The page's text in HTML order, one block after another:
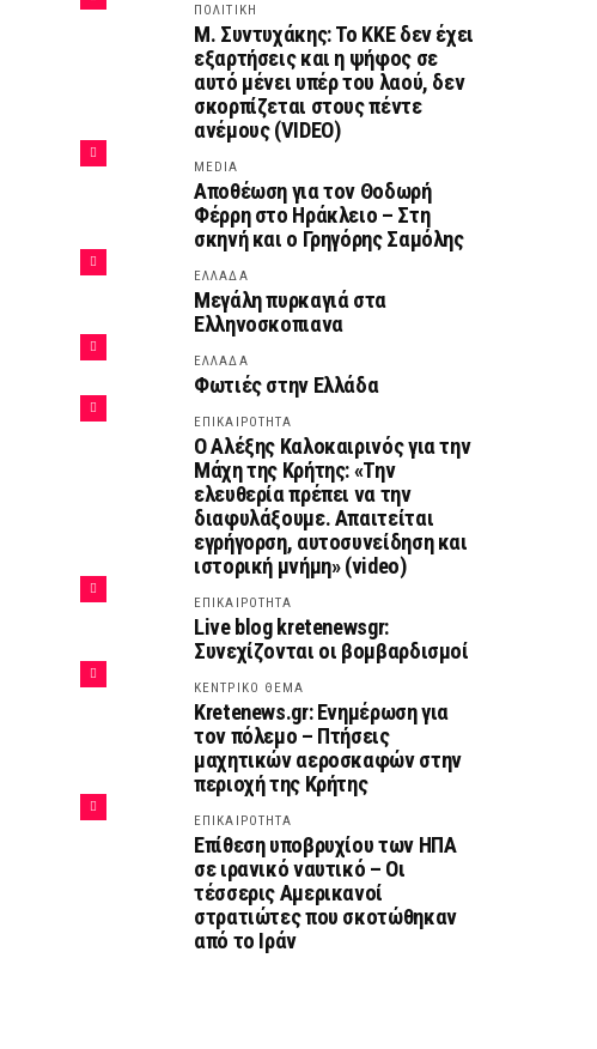
ΠΟΛΙΤΙΚΗ
Μ. Συντυχάκης: Το ΚΚΕ δεν έχει
εξαρτήσεις και η ψήφος σε
αυτό μένει υπέρ του λαού, δεν
σκορπίζεται στους πέντε
ανέμους (VIDEO)
MEDIA
Αποθέωση για τον Θοδωρή
Φέρρη στο Ηράκλειο – Στη
σκηνή και ο Γρηγόρης Σαμόλης
ΕΛΛΑΔΑ
Μεγάλη πυρκαγιά στα
Ελληνοσκοπιανα
ΕΛΛΑΔΑ
Φωτιές στην Ελλάδα
ΕΠΙΚΑΙΡΟΤΗΤΑ
Ο Αλέξης Καλοκαιρινός για την
Μάχη της Κρήτης: «Την
ελευθερία πρέπει να την
διαφυλάξουμε. Απαιτείται
εγρήγορση, αυτοσυνείδηση και
ιστορική μνήμη» (video)
ΕΠΙΚΑΙΡΟΤΗΤΑ
Live blog kretenewsgr:
Συνεχίζονται οι βομβαρδισμοί
ΚΕΝΤΡΙΚΟ ΘΕΜΑ
Kretenews.gr: Ενημέρωση για
τον πόλεμο – Πτήσεις
μαχητικών αεροσκαφών στην
περιοχή της Κρήτης
ΕΠΙΚΑΙΡΟΤΗΤΑ
Επίθεση υποβρυχίου των ΗΠΑ
σε ιρανικό ναυτικό – Οι
τέσσερις Αμερικανοί
στρατιώτες που σκοτώθηκαν
από το Ιράν